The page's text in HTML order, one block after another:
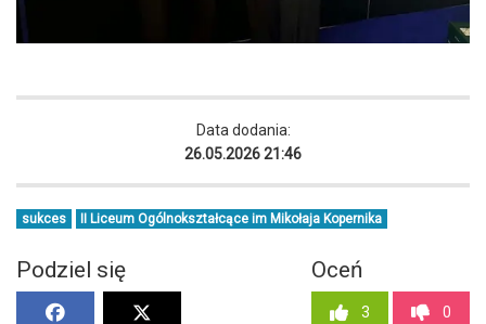
Data dodania:
26.05.2026 21:46
sukces II Liceum Ogólnokształcące im Mikołaja Kopernika
Podziel się Oceń
3 0